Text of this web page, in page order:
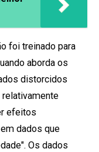
foi treinado para
aborda os
distorcidos
efeitos
dados que
Os dados